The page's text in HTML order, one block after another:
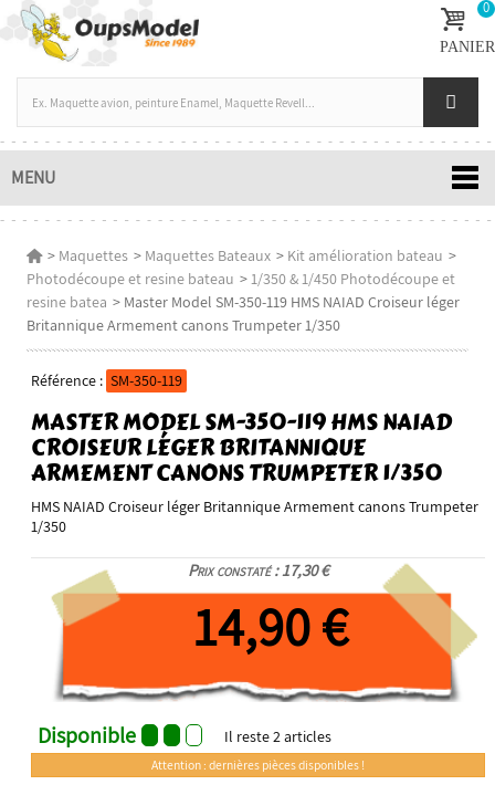
0
PANIER
MENU
> Maquettes > Maquettes Bateaux > Kit amélioration bateau >
Photodécoupe et resine bateau >1/350 & 1/450 Photodécoupe et
resine batea > Master Model SM-350-119 HMS NAIAD Croiseur léger
Britannique Armement canons Trumpeter 1/350
Référence : SM-350-119
MASTER MODEL SM-350-119 HMS NAIAD
CROISEUR LÉGER BRITANNIQUE
ARMEMENT CANONS TRUMPETER 1/350
HMS NAIAD Croiseur léger Britannique Armement canons Trumpeter
1/350
Prix constaté : 17,30 €
14,90 €
Disponible Il reste2articles
Attention : dernières pièces disponibles !